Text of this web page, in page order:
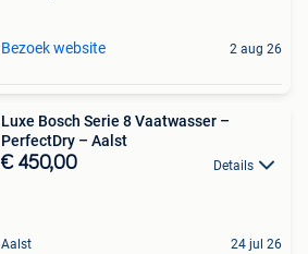
Bezoek website 2 aug 26
Luxe Bosch Serie 8 Vaatwasser –
PerfectDry – Aalst
€ 450,00 Details
Aalst 24 jul 26